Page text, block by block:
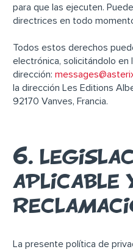
para que las ejecuten.
directrices en todo
Todos estos derechos
electrónica, solicitándolo en
dirección:
la dirección Les Editions
92170 Vanves, Francia.
6.
APLICABLE
La presente política de